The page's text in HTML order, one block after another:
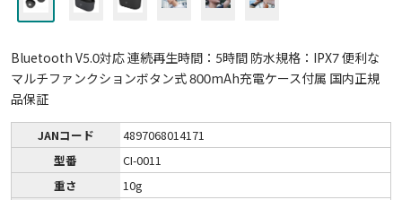
Bluetooth V5.0対応 連続再生時間：5時間 防水規格：IPX7 便利な
マルチファンクションボタン式 800mAh充電ケース付属 国内正規
品保証
JANコード
4897068014171
型番
CI-0011
重さ
10g